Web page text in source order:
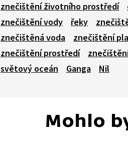
znečištění životního prostředí
znečištění vody
řeky
znečištěná voda
znečištění
znečištění prostředí
světový oceán
Ganga Nil
Mohlo